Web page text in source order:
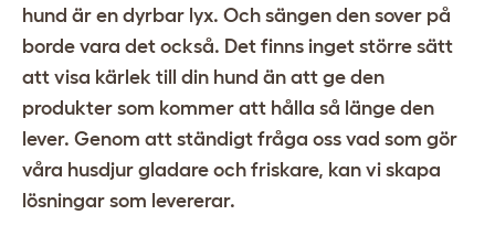
hund är en dyrbar lyx. Och sängen den sover på
borde vara det också. Det finns inget större sätt
att visa kärlek till din hund än att ge den
produkter som kommer att hålla så länge den
lever. Genom att ständigt fråga oss vad som gör
våra husdjur gladare och friskare, kan vi skapa
lösningar som levererar.